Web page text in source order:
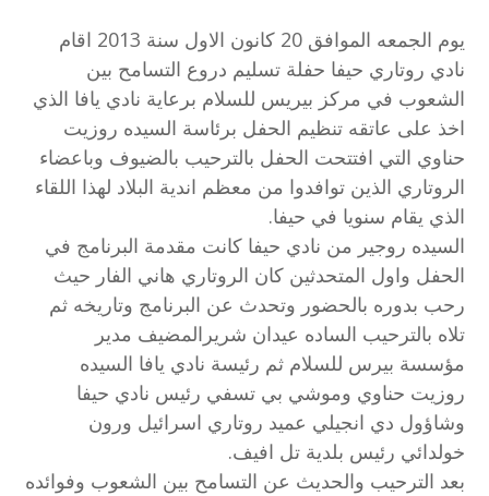
يوم الجمعه الموافق 20 كانون الاول سنة 2013 اقام
نادي روتاري حيفا حفلة تسليم دروع التسامح بين
الشعوب في مركز بيريس للسلام برعاية نادي يافا الذي
اخذ على عاتقه تنظيم الحفل برئاسة السيده روزيت
حناوي التي افتتحت الحفل بالترحيب بالضيوف وباعضاء
الروتاري الذين توافدوا من معظم اندية البلاد لهذا اللقاء
الذي يقام سنويا في حيفا.
السيده روجير من نادي حيفا كانت مقدمة البرنامج في
الحفل واول المتحدثين كان الروتاري هاني الفار حيث
رحب بدوره بالحضور وتحدث عن البرنامج وتاريخه ثم
تلاه بالترحيب الساده عيدان شريرالمضيف مدير
مؤسسة بيرس للسلام ثم رئيسة نادي يافا السيده
روزيت حناوي وموشي بي تسفي رئيس نادي حيفا
وشاؤول دي انجيلي عميد روتاري اسرائيل ورون
خولدائي رئيس بلدية تل افيف.
بعد الترحيب والحديث عن التسامح بين الشعوب وفوائده